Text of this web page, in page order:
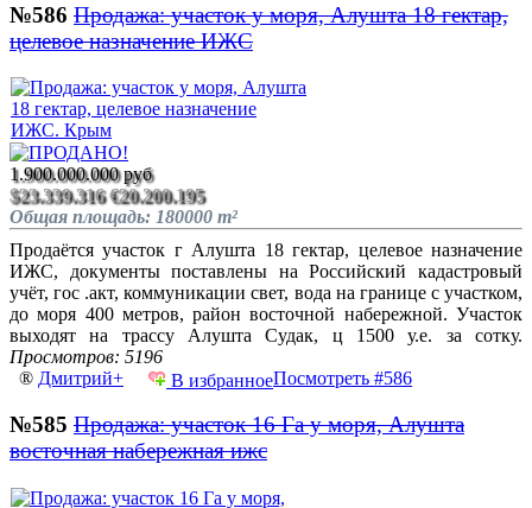
№586 Продажа: участок у моря, Алушта 18 гектар,
целевое назначение ИЖС
1.900.000.000 руб
$23.339.316 €20.200.195
Общая площадь: 180000 m²
Продаётся участок г Алушта 18 гектар, целевое назначение
ИЖС, документы поставлены на Российский кадастровый
учёт, гос .акт, коммуникации свет, вода на границе с участком,
до моря 400 метров, район восточной набережной. Участок
выходят на трассу Алушта Судак, ц 1500 у.е. за сотку.
Просмотров: 5196
® Дмитрий+ В избранноеПосмотреть #586
№585 Продажа: участок 16 Га у моря, Алушта
восточная набережная ижс